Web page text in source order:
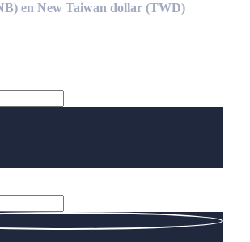
en New Taiwan dollar (TWD)